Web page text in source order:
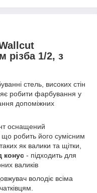
різба 1/2, з
стель, високих стін
робити фарбування у
допоміжних
оснащений
що робить його сумісним
як валики та щітки,
конус - підходить для
валиків
володіє всіма